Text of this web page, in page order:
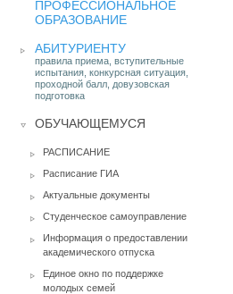
ПРОФЕССИОНАЛЬНОЕ
ОБРАЗОВАНИЕ
АБИТУРИЕНТУ
правила приема, вступительные
испытания, конкурсная ситуация,
проходной балл, довузовская
подготовка
ОБУЧАЮЩЕМУСЯ
РАСПИСАНИЕ
Расписание ГИА
Актуальные документы
Студенческое самоуправление
Информация о предоставлении
академического отпуска
Единое окно по поддержке
молодых семей